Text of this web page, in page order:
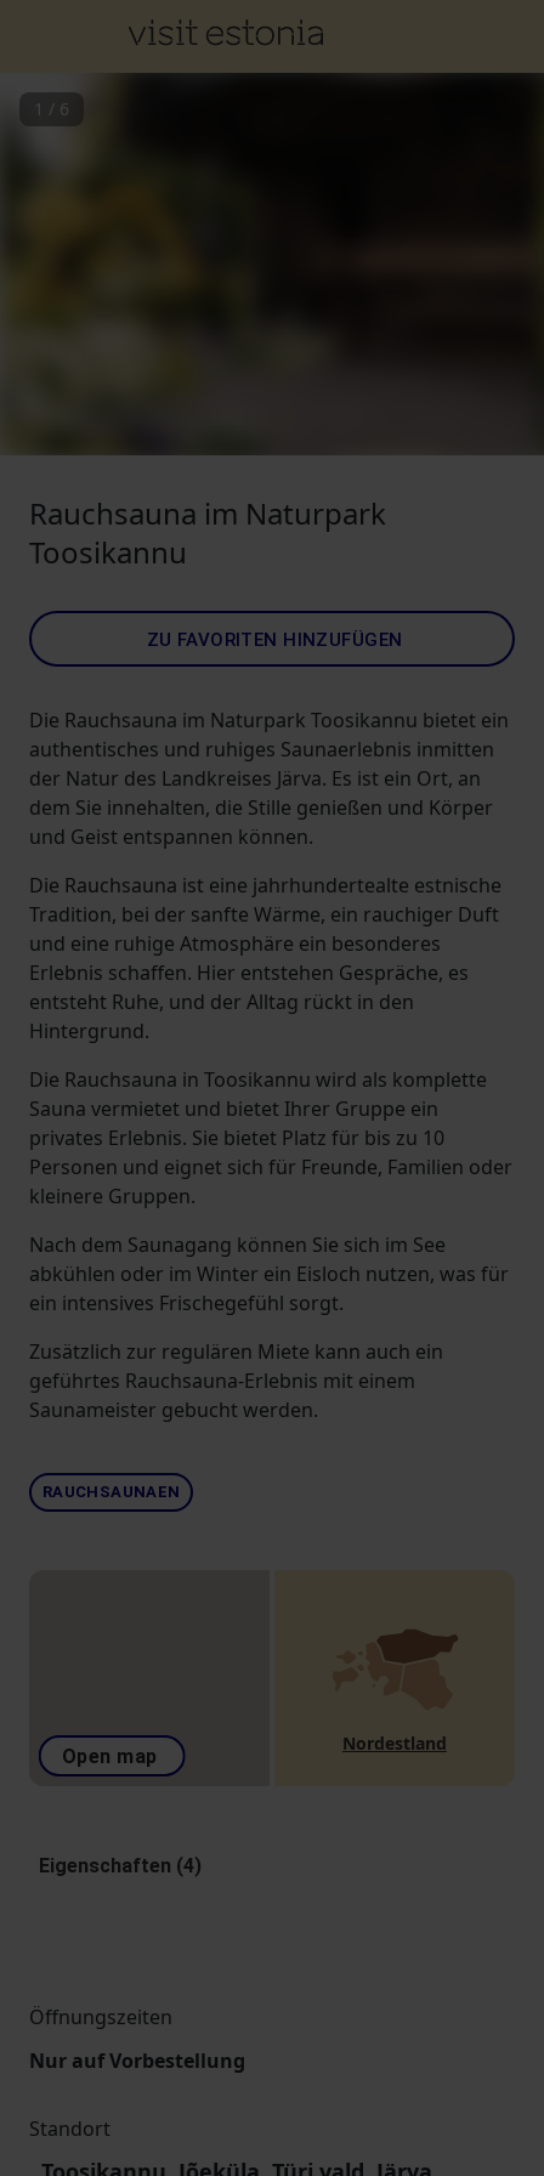
1 / 6
Rauchsauna im Naturpark
Toosikannu
ZU FAVORITEN HINZUFÜGEN
Die Rauchsauna im Naturpark Toosikannu bietet ein
authentisches und ruhiges Saunaerlebnis inmitten
der Natur des Landkreises Järva. Es ist ein Ort, an
dem Sie innehalten, die Stille genießen und Körper
und Geist entspannen können.
Die Rauchsauna ist eine jahrhundertealte estnische
Tradition, bei der sanfte Wärme, ein rauchiger Duft
und eine ruhige Atmosphäre ein besonderes
Erlebnis schaffen. Hier entstehen Gespräche, es
entsteht Ruhe, und der Alltag rückt in den
Hintergrund.
Die Rauchsauna in Toosikannu wird als komplette
Sauna vermietet und bietet Ihrer Gruppe ein
privates Erlebnis. Sie bietet Platz für bis zu 10
Personen und eignet sich für Freunde, Familien oder
kleinere Gruppen.
Nach dem Saunagang können Sie sich im See
abkühlen oder im Winter ein Eisloch nutzen, was für
ein intensives Frischegefühl sorgt.
Zusätzlich zur regulären Miete kann auch ein
geführtes Rauchsauna-Erlebnis mit einem
Saunameister gebucht werden.
RAUCHSAUNAEN
Open map
Nordestland
Eigenschaften (4)
Öffnungszeiten
Nur auf Vorbestellung
Standort